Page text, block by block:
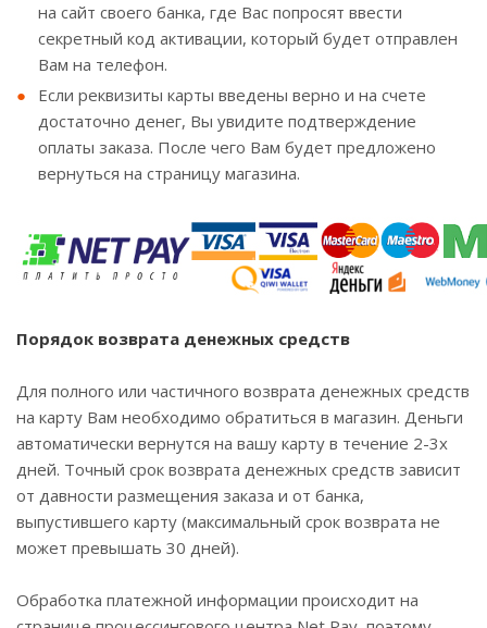
на сайт своего банка, где Вас попросят ввести
секретный код активации, который будет отправлен
Вам на телефон.
Если реквизиты карты введены верно и на счете
достаточно денег, Вы увидите подтверждение
оплаты заказа. После чего Вам будет предложено
вернуться на страницу магазина.
Порядок возврата денежных средств
Для полного или частичного возврата денежных средств
на карту Вам необходимо обратиться в магазин. Деньги
автоматически вернутся на вашу карту в течение 2-3х
дней. Точный срок возврата денежных средств зависит
от давности размещения заказа и от банка,
выпустившего карту (максимальный срок возврата не
может превышать 30 дней).
Обработка платежной информации происходит на